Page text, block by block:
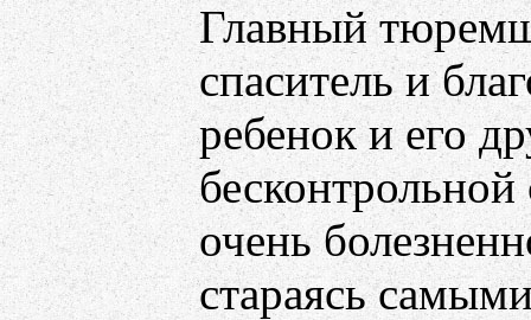
Главный
спаситель и
ребенок и его
очень
стараясь